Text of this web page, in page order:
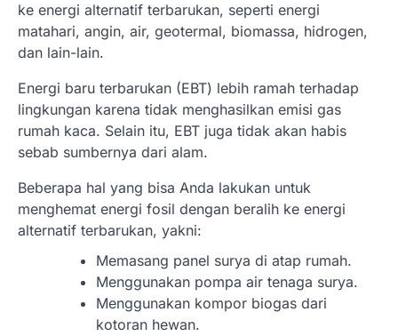
ke energi alternatif terbarukan, seperti energi
matahari, angin, air, geotermal, biomassa, hidrogen,
dan lain-lain.
Energi baru terbarukan (EBT) lebih ramah terhadap
lingkungan karena tidak menghasilkan emisi gas
rumah kaca. Selain itu, EBT juga tidak akan habis
sebab sumbernya dari alam.
Beberapa hal yang bisa Anda lakukan untuk
menghemat energi fosil dengan beralih ke energi
alternatif terbarukan, yakni:
Memasang panel surya di atap rumah.
Menggunakan pompa air tenaga surya.
Menggunakan kompor biogas dari
kotoran hewan.